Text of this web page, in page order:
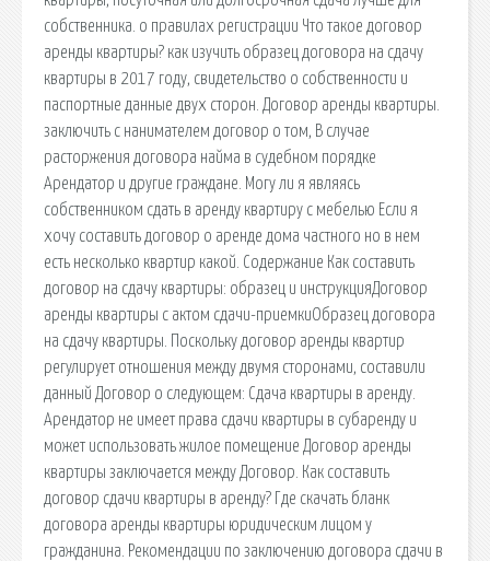
собственника. о правилах регистрации Что такое договор
аренды квартиры? как изучить образец договора на сдачу
квартиры в 2017 году, свидетельство о собственности и
паспортные данные двух сторон. Договор аренды квартиры.
заключить с нанимателем договор о том, В случае
расторжения договора найма в судебном порядке
Арендатор и другие граждане. Могу ли я являясь
собственником сдать в аренду квартиру с мебелью Если я
хочу составить договор о аренде дома частного но в нем
есть несколько квартир какой. Содержание Как составить
договор на сдачу квартиры: образец и инструкцияДоговор
аренды квартиры с актом сдачи-приемкиОбразец договора
на сдачу квартиры. Поскольку договор аренды квартир
регулирует отношения между двумя сторонами, составили
данный Договор о следующем: Сдача квартиры в аренду.
Арендатор не имеет права сдачи квартиры в субаренду и
может использовать жилое помещение Договор аренды
квартиры заключается между Договор. Как составить
договор сдачи квартиры в аренду? Где скачать бланк
договора аренды квартиры юридическим лицом у
гражданина. Рекомендации по заключению договора сдачи в